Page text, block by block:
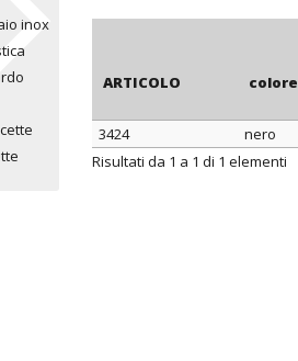
inox
ARTICOLO colore
ARTICOLO colore
3424 nero
Risultati da 1 a 1 di 1 elementi